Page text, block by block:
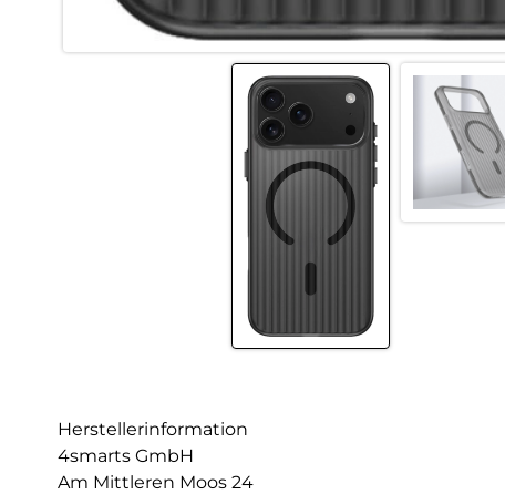
Herstellerinformation
4smarts GmbH
Am Mittleren Moos 24